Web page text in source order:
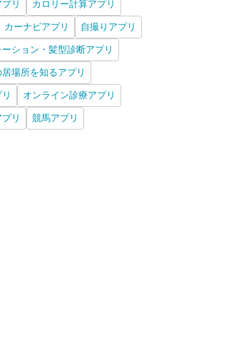
リ カロリー計算アプリ
カーナビアプリ 自撮りアプリ
ション・髪型診断アプリ
場所を知るアプリ
オンライン診療アプリ
リ 競馬アプリ